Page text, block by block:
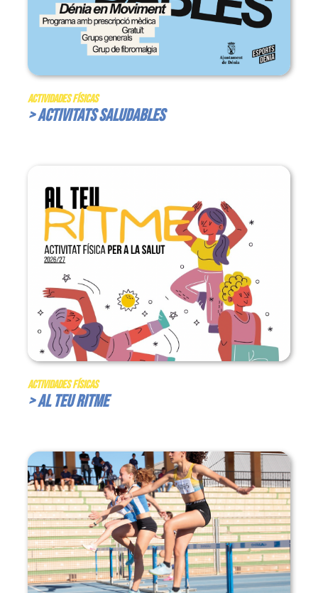
Actividades Físicas
> Activitats Saludables
Actividades Físicas
> Al teu ritme